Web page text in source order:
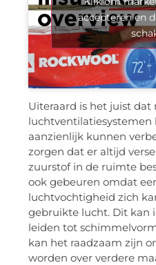
accepteren en
Uiteraard is het juist dat
aanzienlijk kunnen
zorgen dat er altijd
zuurstof in de ruimte
ook gebeuren omdat
luchtvochtigheid zich
gebruikte lucht. Dit kan
leiden tot
kan het raadzaam zijn
worden over verdere